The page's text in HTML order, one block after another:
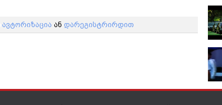
ავტორიზაცია ან დარეგისტრირდით